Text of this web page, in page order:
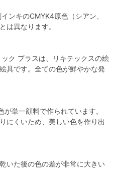
ンキのCMYK4原色（シアン、
は異なります。
ク プラスは、リキテックスの絵
具です。全ての色が鮮やかな発
単一顔料で作られています。
にくいため、美しい色を作り出
いた後の色の差が非常に大きい